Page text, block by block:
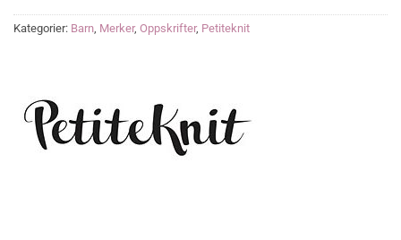
Kategorier: Barn Merker, Oppskrifter, Petiteknit